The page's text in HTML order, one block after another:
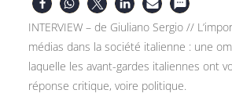
INTERVIEW – de Giuliano Sergio //
médias dans la société italienne : une
laquelle les avant-gardes italiennes ont
réponse critique, voire politique.